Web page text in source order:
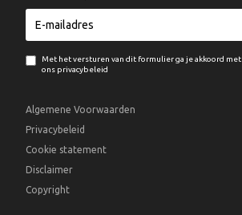
Met het versturen van dit formulier ga je akkoord met
ons privacybeleid
Algemene Voorwaarden
Privacybeleid
Cookie statement
Disclaimer
Copyright